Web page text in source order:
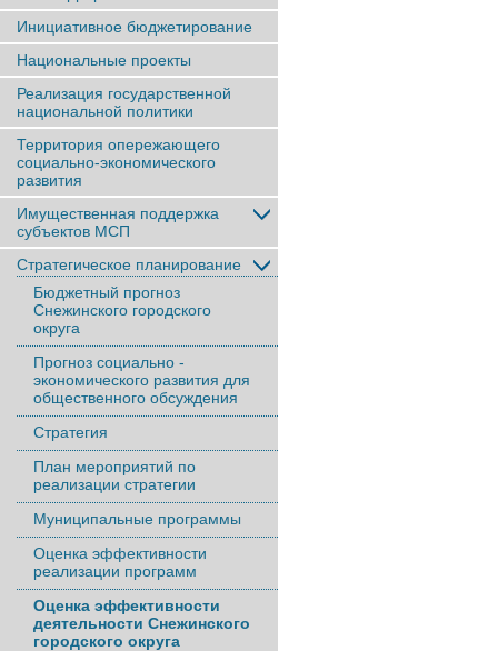
Инициативное бюджетирование
Национальные проекты
Реализация государственной
национальной политики
Территория опережающего
социально-экономического
развития
Имущественная поддержка
субъектов МСП
Стратегическое планирование
Бюджетный прогноз
Снежинского городского
округа
Прогноз социально -
экономического развития для
общественного обсуждения
Стратегия
План мероприятий по
реализации стратегии
Муниципальные программы
Оценка эффективности
реализации программ
Оценка эффективности
деятельности Снежинского
городского округа